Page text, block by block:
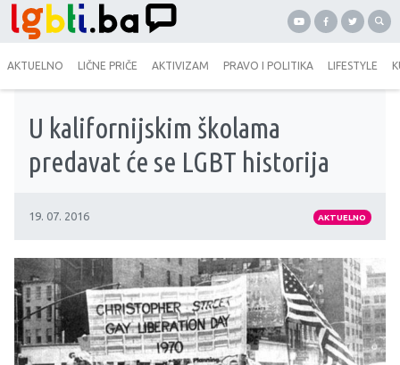
AKTUELNO LIČNE PRIČE AKTIVIZAM PRAVO I POLITIKA LIFESTYLE
U kalifornijskim školama
predavat će se LGBT historija
19. 07. 2016 AKTUELNO